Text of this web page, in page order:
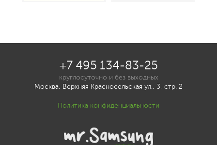
+7 495 134-83-25
круглосуточно и без выходных
Москва, Верхняя Красносельская ул., 3, стр. 2
Политика конфиденциальности